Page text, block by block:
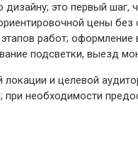
это первый шаг,
цены
работ;
подсветки, выезд
и целевой
необходимости